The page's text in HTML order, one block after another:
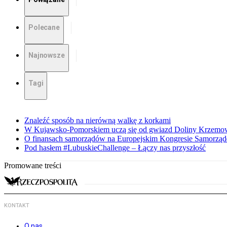
Polecane
Najnowsze
Tagi
Znaleźć sposób na nierówną walkę z korkami
W Kujawsko-Pomorskiem uczą się od gwiazd Doliny
O finansach samorządów na Europejskim Kongresie
Pod hasłem #LubuskieChallenge – Łączy nas przyszłość
Promowane treści
KONTAKT